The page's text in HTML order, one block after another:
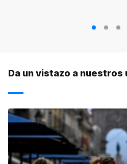
3 4 5
Da un vistazo a